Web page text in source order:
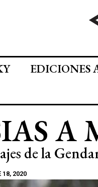
EDICIONES
A
de la
18, 2020